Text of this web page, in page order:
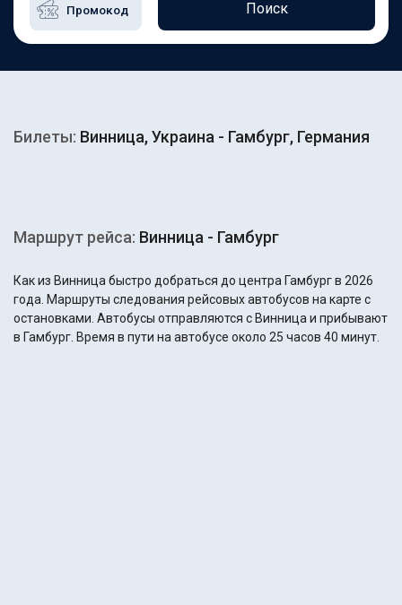
Поиск
Билеты: Винница, Украина - Гамбург, Германия
Маршрут рейса: Винница - Гамбург
Как из Винница быстро добраться до центра Гамбург в 2026
года. Маршруты следования рейсовых автобусов на карте с
остановками. Автобусы отправляются с Винница и прибывают
в Гамбург. Время в пути на автобусе около 25 часов 40 минут.